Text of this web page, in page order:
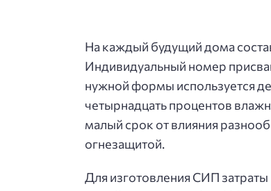
На каждый будущий дома
Индивидуальный номер
нужной формы используется
четырнадцать процентов
малый срок от влияния
огнезащитой.
Для изготовления СИП